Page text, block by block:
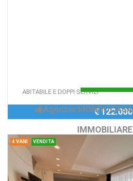
ABITABILE E DOPPI SERVIZI
Agenzia:MONDOCASA
IMMOBILIARE
€ 122.000
4 VANI VENDITA